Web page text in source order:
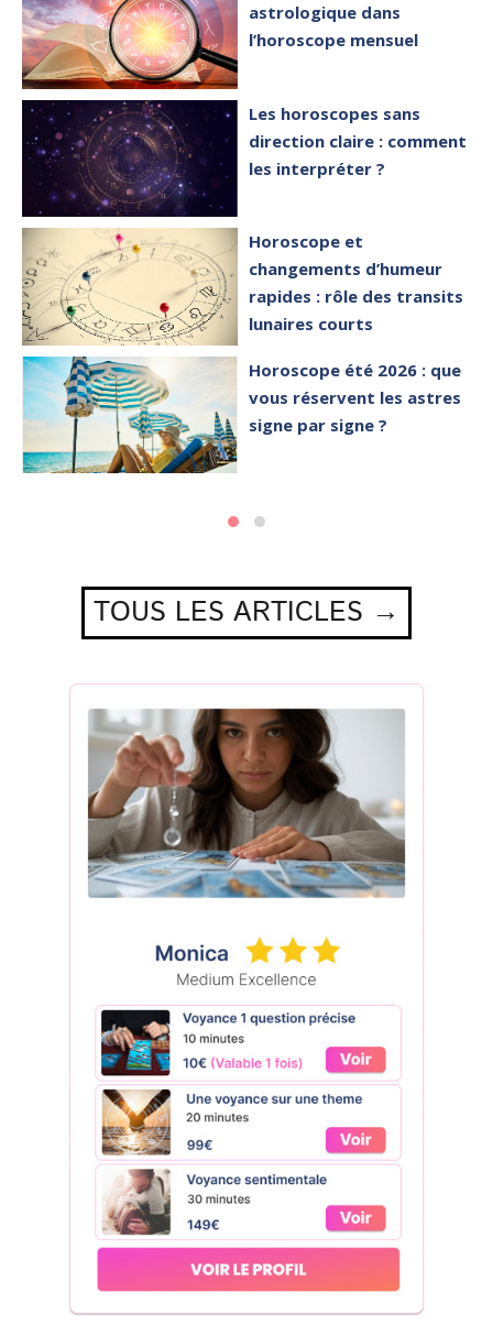
astrologique dans
l’horoscope mensuel
Les horoscopes sans
direction claire : comment
les interpréter ?
Horoscope et
changements d’humeur
rapides : rôle des transits
lunaires courts
Horoscope été 2026 : que
vous réservent les astres
signe par signe ?
TOUS LES ARTICLES →